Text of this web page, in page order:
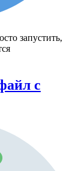
запустить,
с